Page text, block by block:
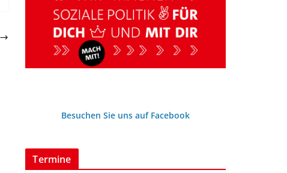
Besuchen Sie uns auf Facebook
Termine